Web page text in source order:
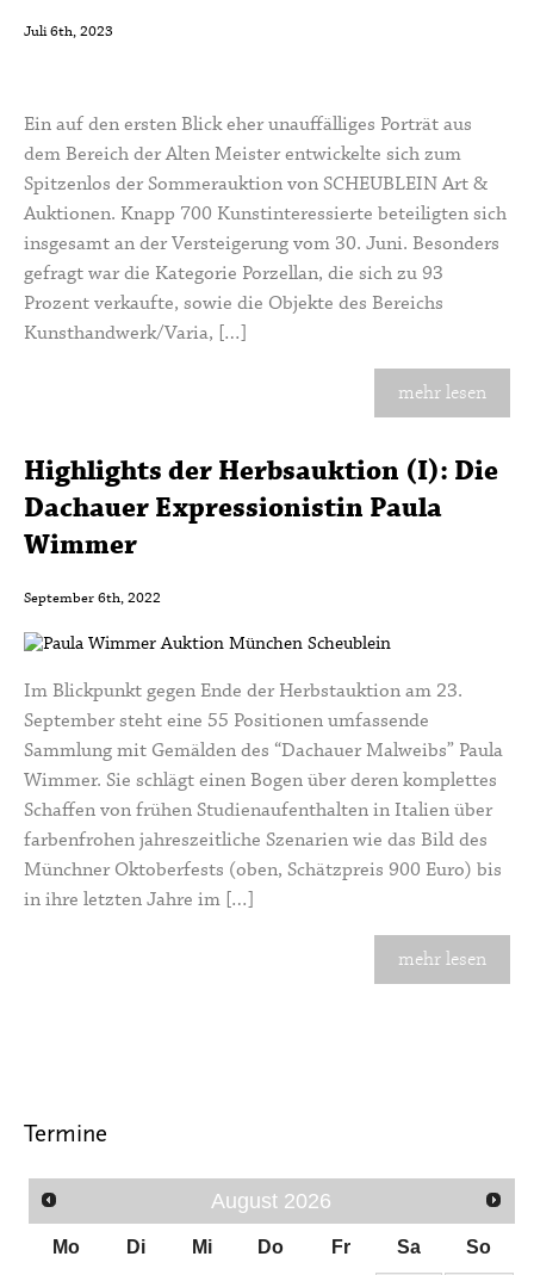
Juli 6th, 2023
Ein auf den ersten Blick eher unauffälliges Porträt aus
dem Bereich der Alten Meister entwickelte sich zum
Spitzenlos der Sommerauktion von SCHEUBLEIN Art &
Auktionen. Knapp 700 Kunstinteressierte beteiligten sich
insgesamt an der Versteigerung vom 30. Juni. Besonders
gefragt war die Kategorie Porzellan, die sich zu 93
Prozent verkaufte, sowie die Objekte des Bereichs
Kunsthandwerk/Varia, […]
mehr lesen
Highlights der Herbsauktion (I): Die
Dachauer Expressionistin Paula
Wimmer
September 6th, 2022
Im Blickpunkt gegen Ende der Herbstauktion am 23.
September steht eine 55 Positionen umfassende
Sammlung mit Gemälden des “Dachauer Malweibs” Paula
Wimmer. Sie schlägt einen Bogen über deren komplettes
Schaffen von frühen Studienaufenthalten in Italien über
farbenfrohen jahreszeitliche Szenarien wie das Bild des
Münchner Oktoberfests (oben, Schätzpreis 900 Euro) bis
in ihre letzten Jahre im […]
mehr lesen
Termine
August 2026
Mo Di Mi Do Fr Sa So